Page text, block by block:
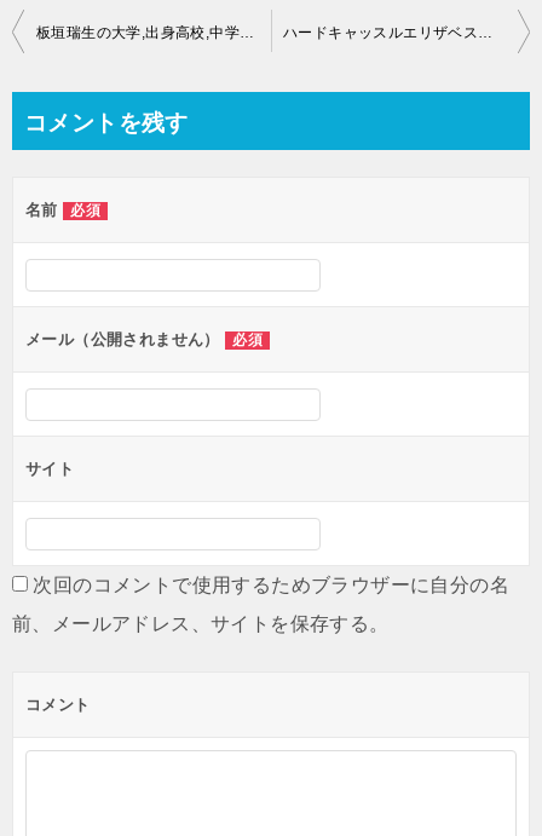
投
ビ
ー
シ
ョ
ン
板垣瑞生の大学,出身高校,中学校の学歴は?身長,体重,本名などプロフィールも! ハードキャッスルエリザベスの本名や年齢・出身中学高校プロフィールまとめ｜子役時代からの経歴も
コメントを残す
名前 必須
メール（公開されません） 必須
サイト
次回のコメントで使用するためブラウザーに自分の名
前、メールアドレス、サイトを保存する。
コメント